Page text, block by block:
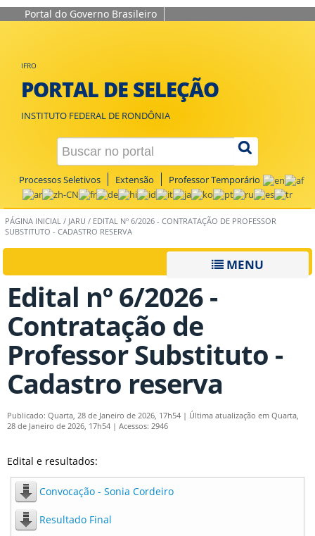
Portal do Governo Brasileiro
IFRO
PORTAL DE SELEÇÃO
INSTITUTO FEDERAL DE RONDÔNIA
Processos Seletivos Extensão Professor Temporário
PÁGINA INICIAL / JARU / EDITAL Nº 6/2026 - CONTRATAÇÃO DE PROFESSOR
SUBSTITUTO - CADASTRO RESERVA
MENU
Edital nº 6/2026 -
Contratação de
Professor Substituto -
Cadastro reserva
Publicado: Quarta, 28 de Janeiro de 2026, 17h54 | Última atualização em Quarta,
28 de Janeiro de 2026, 17h54 | Acessos: 2946
Edital e resultados:
Convocação - Sonia Cordeiro
Resultado Final